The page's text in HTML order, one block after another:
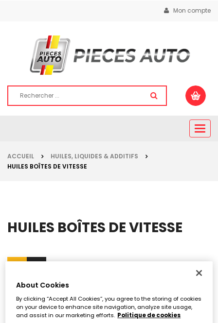
Mon compte
ACCUEIL
HUILES, LIQUIDES & ADDITIFS
HUILES BOÎTES DE VITESSE
HUILES BOÎTES DE VITESSE
About Cookies
By clicking “Accept All Cookies”, you agree to the storing of cookies
on your device to enhance site navigation, analyze site usage,
and assist in our marketing efforts. Politique de cookies